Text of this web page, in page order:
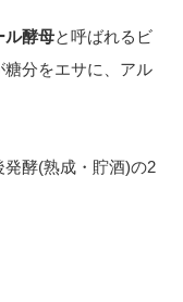
ル酵母と呼ばれるビ
分をエサに、アル
酵(熟成・貯酒)の2